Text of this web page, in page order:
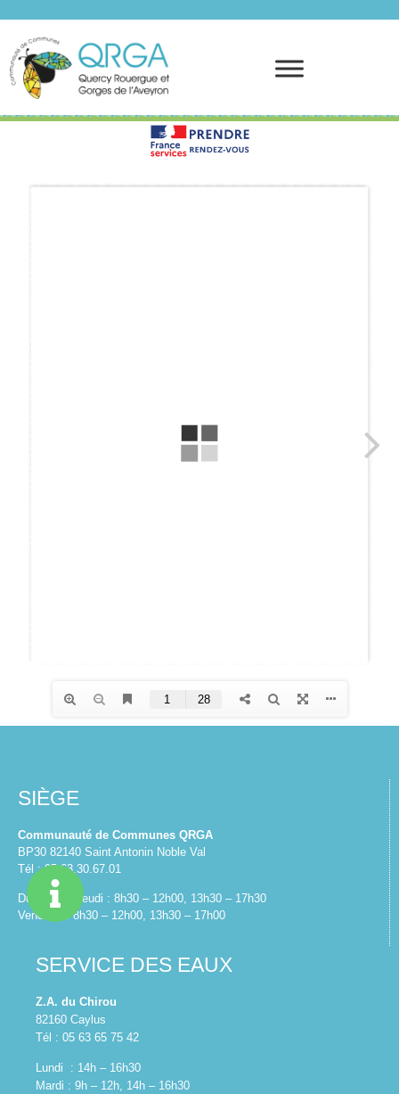
SIÈGE
Communauté de Communes QRGA
BP30 82140 Saint Antonin Noble Val
Tél : 05.63.30.67.01
Du lundi au jeudi : 8h30 – 12h00, 13h30 – 17h30
Vendredi : 8h30 – 12h00, 13h30 – 17h00
SERVICE DES EAUX
Z.A. du Chirou
82160 Caylus
Tél : 05 63 65 75 42
Lundi : 14h – 16h30
Mardi : 9h – 12h, 14h – 16h30